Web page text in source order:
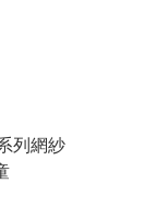
列網紗